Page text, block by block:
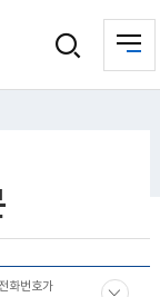
화번호가